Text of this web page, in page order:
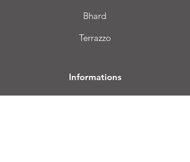
Bhard
Terrazzo
Informations
FAQ